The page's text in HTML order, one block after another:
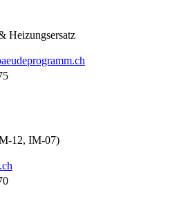
Heizungsersatz
12, IM-07)